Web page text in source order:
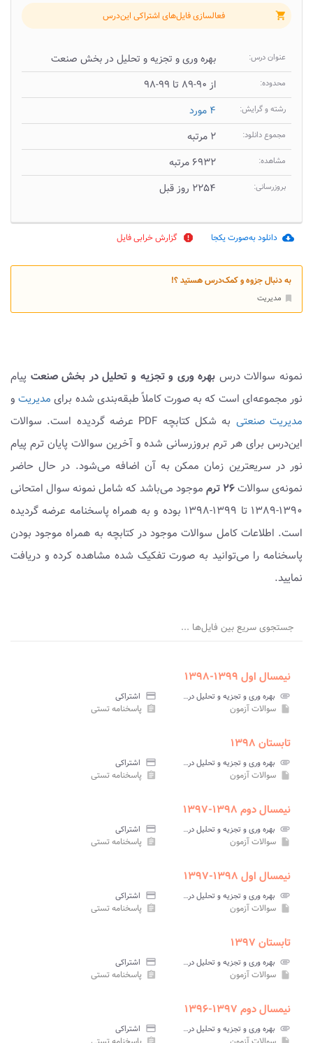
shopping_cart فعالسازی فایل‌های اشتراکی این‌درس
عنوان درس: بهره وری و تجزیه و تحلیل در بخش صنعت
محدوده: از ۹۰-۸۹ تا ۹۹-۹۸
رشته و گرایش: ۴ مورد
مجموع دانلود: ۲ مرتبه
مشاهده: ۶۹۳۲ مرتبه
بروزرسانی: ۲۲۵۴ روز قبل
cloud_download دانلود به‌صورت یکجا report گزارش خرابی فایل
به دنبال جزوه و کمک‌درس هستید ؟!
مدیریت
نمونه سوالات درس بهره وری و تجزیه و تحلیل در بخش صنعت پیام
نور مجموعه‌ای است که به صورت کاملاً طبقه‌بندی شده برای مدیریتو
مدیریت صنعتی
به شکل کتابچه PDF عرضه گردیده است. سوالات
این‌درس برای هر ترم بروزرسانی شده و آخرین سوالات پایان ترم پیام
نور در سریعترین زمان ممکن به آن اضافه می‌شود. در حال حاضر
نمونه‌ی سوالات۲۶ ترم
موجود می‌باشد که شامل نمونه سوال امتحانی
۱۳۹۰-۱۳۸۹ تا ۱۳۹۹-۱۳۹۸ بوده و به همراه پاسخنامه عرضه گردیده
است. اطلاعات کامل سوالات موجود در کتابچه به همراه موجود بودن
پاسخنامه را می‌توانید به صورت تفکیک شده مشاهده کرده و دریافت
نمایید.
جستجوی سریع بین فایل‌ها ...
نیمسال اول ۱۳۹۹-۱۳۹۸
attachment بهره وری و تجزیه و تحلیل در بخش صنعت پیام نور credit_card اشتراکی
insert_drive_file سوالات آزمون assignment پاسخنامه تستی
تابستان ۱۳۹۸
attachment بهره وری و تجزیه و تحلیل در بخش صنعت پیام نور credit_card اشتراکی
insert_drive_file سوالات آزمون assignment پاسخنامه تستی
نیمسال دوم ۱۳۹۸-۱۳۹۷
attachment بهره وری و تجزیه و تحلیل در بخش صنعت پیام نور credit_card اشتراکی
insert_drive_file سوالات آزمون assignment پاسخنامه تستی
نیمسال اول ۱۳۹۸-۱۳۹۷
attachment بهره وری و تجزیه و تحلیل در بخش صنعت پیام نور credit_card اشتراکی
insert_drive_file سوالات آزمون assignment پاسخنامه تستی
تابستان ۱۳۹۷
attachment بهره وری و تجزیه و تحلیل در بخش صنعت پیام نور credit_card اشتراکی
insert_drive_file سوالات آزمون assignment پاسخنامه تستی
نیمسال دوم ۱۳۹۷-۱۳۹۶
attachment بهره وری و تجزیه و تحلیل در بخش صنعت پیام نور credit_card اشتراکی